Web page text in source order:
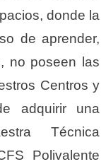
donde la
de aprender,
no poseen las
Centros y
adquirir una
Técnica
Polivalente